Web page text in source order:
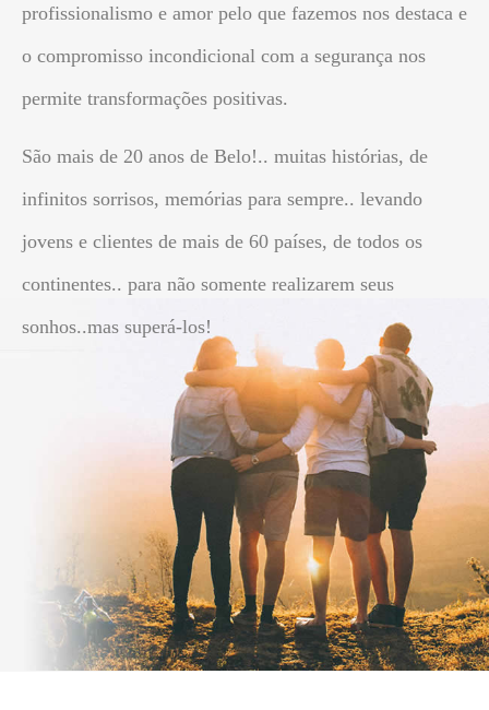
profissionalismo e amor pelo que fazemos nos destaca e
o compromisso incondicional com a segurança nos
permite transformações positivas.
São mais de 20 anos de Belo!.. muitas histórias, de
infinitos sorrisos, memórias para sempre.. levando
jovens e clientes de mais de 60 países, de todos os
continentes.. para não somente realizarem seus
sonhos..mas superá-los!